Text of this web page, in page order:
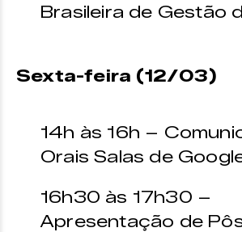
Brasileira de Gestão
Sexta-feira (12/03)
14h às 16h –
Orais Salas de
16h30 às 17h30 –
Apresentação de